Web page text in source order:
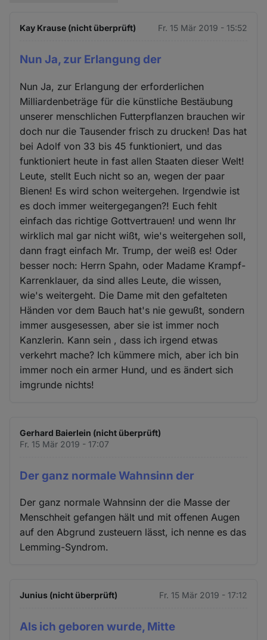
Kay Krause (nicht überprüft) Fr. 15 Mär 2019 - 15:52
Nun Ja, zur Erlangung der
Nun Ja, zur Erlangung der erforderlichen
Milliardenbeträge für die künstliche Bestäubung
unserer menschlichen Futterpflanzen brauchen wir
doch nur die Tausender frisch zu drucken! Das hat
bei Adolf von 33 bis 45 funktioniert, und das
funktioniert heute in fast allen Staaten dieser Welt!
Leute, stellt Euch nicht so an, wegen der paar
Bienen! Es wird schon weitergehen. Irgendwie ist
es doch immer weitergegangen?! Euch fehlt
einfach das richtige Gottvertrauen! und wenn Ihr
wirklich mal gar nicht wißt, wie's weitergehen soll,
dann fragt einfach Mr. Trump, der weiß es! Oder
besser noch: Herrn Spahn, oder Madame Krampf-
Karrenklauer, da sind alles Leute, die wissen,
wie's weitergeht. Die Dame mit den gefalteten
Händen vor dem Bauch hat's nie gewußt, sondern
immer ausgesessen, aber sie ist immer noch
Kanzlerin. Kann sein , dass ich irgend etwas
verkehrt mache? Ich kümmere mich, aber ich bin
immer noch ein armer Hund, und es ändert sich
imgrunde nichts!
Gerhard Baierlein (nicht überprüft)
Fr. 15 Mär 2019 - 17:07
Der ganz normale Wahnsinn der
Der ganz normale Wahnsinn der die Masse der
Menschheit gefangen hält und mit offenen Augen
auf den Abgrund zusteuern lässt, ich nenne es das
Lemming-Syndrom.
Junius (nicht überprüft) Fr. 15 Mär 2019 - 17:12
Als ich geboren wurde, Mitte